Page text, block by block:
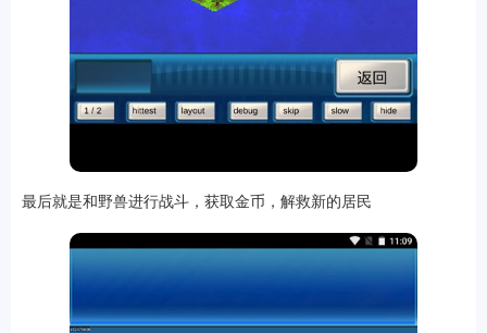
最后就是和野兽进行战斗，获取金币，解救新的居民